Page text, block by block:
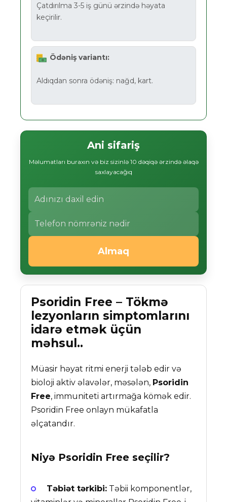
Çatdırılma 3-5 iş günü ərzində həyata
keçirilir.
Ödəniş variantı:
Aldıqdan sonra ödəniş: nağd, kart.
Ani sifariş
Məlumatları buraxın və biz sizinlə 10 dəqiqə ərzində əlaqə
saxlayacağıq
Almaq
Psoridin Free – Tökmə
lezyonların simptomlarını
idarə etmək üçün
məhsul..
Müasir həyat ritmi enerji tələb edir və
bioloji aktiv əlavələr, məsələn, Psoridin
Free, immuniteti artırmağa kömək edir.
Psoridin Free onlayn mükafatla
əlçatandır.
Niyə Psoridin Free seçilir?
Təbiət tərkibi: Təbii komponentlər,